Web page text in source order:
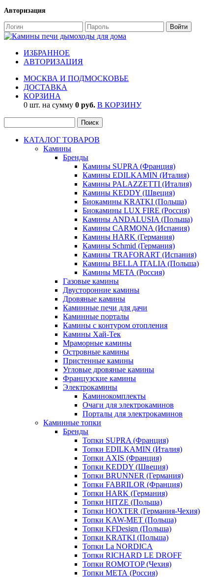
Авторизация
ИЗБРАННОЕ
АВТОРИЗАЦИЯ
МОСКВА И ПОДМОСКОВЬЕ
ДОСТАВКА
КОРЗИНА
0 шт. на сумму 0 руб. В КОРЗИНУ
КАТАЛОГ ТОВАРОВ
Камины
Бренды
Камины SUPRA (Франция)
Камины EDILKAMIN (Италия)
Камины PALAZZETTI (Италия)
Камины KEDDY (Швеция)
Биокамины KRATKI (Польша)
Биокамины LUX FIRE (Россия)
Камины ANDALUSIA (Польша)
Камины CARMONA (Испания)
Камины HARK (Германия)
Камины Schmid (Германия)
Камины TRAFORART (Испания)
Камины BELLA ITALIA (Польша)
Камины МЕТА (Россия)
Газовые камины
Двусторонние камины
Дровяные камины
Каминные печи для дачи
Каминные порталы
Камины с контуром отопления
Камины Хай-Тек
Мраморные камины
Островные камины
Пристенные камины
Угловые дровяные камины
Французские камины
Электрокамины
Каминокомплекты
Очаги для электрокаминов
Порталы для электрокаминов
Каминные топки
Бренды
Топки SUPRA (Франция)
Топки EDILKAMIN (Италия)
Топки AXIS (Франция)
Топки KEDDY (Швеция)
Топки BRUNNER (Германия)
Топки FABRILOR (Франция)
Топки HARK (Германия)
Топки HITZE (Польша)
Топки HOXTER (Германия-Чехия)
Топки KAW-MET (Польша)
Топки KFDesign (Польша)
Топки KRATKI (Польша)
Топки La NORDICA
Топки RICHARD LE DROFF
Топки ROMOTOP (Чехия)
Топки МЕТА (Россия)